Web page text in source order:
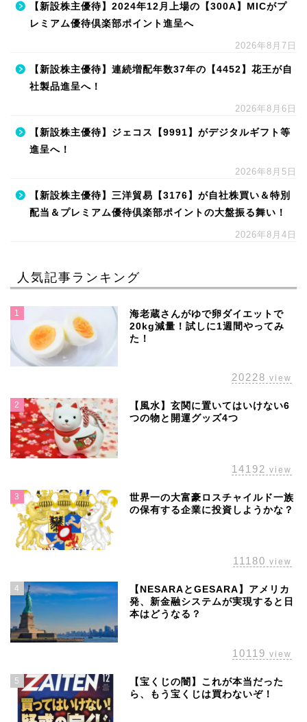
【新設株主優待】2024年12月上場の【300A】MICがプ
レミアム優待倶楽部ポイント進呈へ
2026年8月7日
【新設株主優待】連続増配年数37年の【4452】花王が自
社製品進呈へ！
2026年8月6日
【新設株主優待】ジェコス【9991】がデジタルギフト等
進呈へ！
2026年8月5日
【新設株主優待】三洋貿易【3176】が自社株買い＆特別
配当＆プレミアム優待倶楽部ポイントの大盤振る舞い！
2026年8月4日
人気記事ランキング
1
海老蔵さんがゆで卵ダイエットで
20kg減量！試しに1週間やってみ
た！
20228 view
2
【風水】玄関に置いてはいけない6
つの物と開運グッズ4つ
14192 view
3
世界一の大富豪ロスチャイルド一族
の保有する企業に投資しようかな？
11180 view
4
【NESARAとGESARA】アメリカ
発、新金融システムが実現すると日
本はどうなる？
10119 view
5
【宝くじの闇】これが本当だった
ら、もう宝くじは買わないぞ！
ホーム